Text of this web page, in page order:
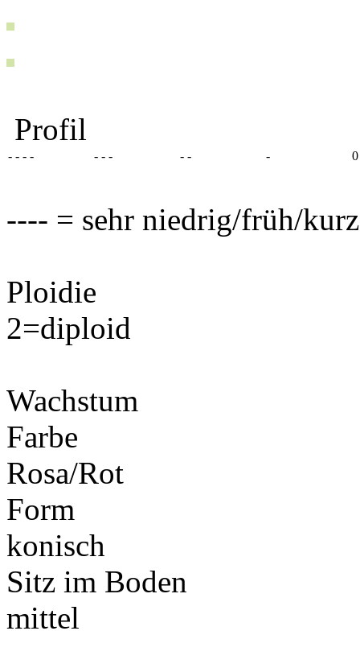
Profil
- - - - - - - - - - 0
---- = sehr niedrig/früh/
Ploidie
2=diploid
Wachstum
Farbe
Rosa/Rot
Form
konisch
Sitz im Boden
mittel